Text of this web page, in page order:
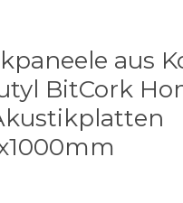
aus
BitCork